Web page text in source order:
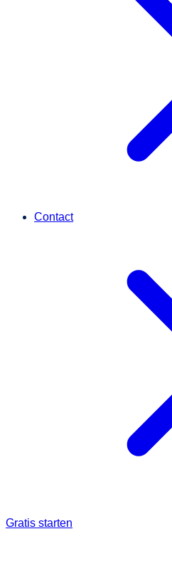
Contact
Gratis starten